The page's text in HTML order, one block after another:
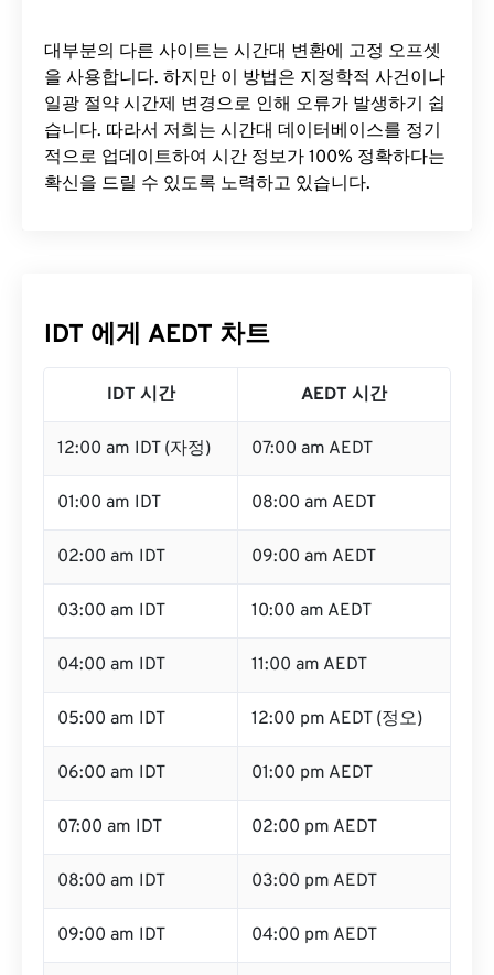
대부분의 다른 사이트는 시간대 변환에 ​​고정 오프셋
을 사용합니다. 하지만 이 방법은 지정학적 사건이나
일광 절약 시간제 변경으로 인해 오류가 발생하기 쉽
습니다. 따라서 저희는 시간대 데이터베이스를 정기
적으로 업데이트하여 시간 정보가 100% 정확하다는
확신을 드릴 수 있도록 노력하고 있습니다.
IDT 에게 AEDT 차트
IDT 시간 AEDT 시간
12:00 am IDT (자정) 07:00 am AEDT
01:00 am IDT 08:00 am AEDT
02:00 am IDT 09:00 am AEDT
03:00 am IDT 10:00 am AEDT
04:00 am IDT 11:00 am AEDT
05:00 am IDT 12:00 pm AEDT (정오)
06:00 am IDT 01:00 pm AEDT
07:00 am IDT 02:00 pm AEDT
08:00 am IDT 03:00 pm AEDT
09:00 am IDT 04:00 pm AEDT